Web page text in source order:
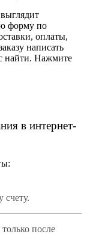
форму по
оплаты,
написать
найти. Нажмите
в интернет-
счету.
после